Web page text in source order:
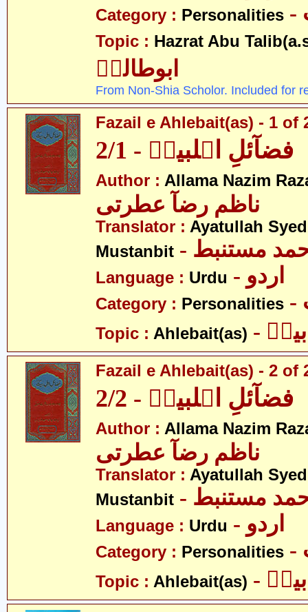
Category : Personalities
Topic : Hazrat Abu
ابوطالبؑ
From Non-Shia Scholor. Included for
Fazail e Ahlebait(as) - 1 of
فضآئلِ اہلبیتؑ - 2/1
Author : Allama Nazim
ناظم رضآ عطرتی
Translator : Ayatullah
Mustanbit
مستنبط
Language : Urdu - اردو
Category : Personalities
Topic : Ahlebait(as) بیتؑ
Fazail e Ahlebait(as) - 2 of
فضآئلِ اہلبیتؑ - 2/2
Author : Allama Nazim
ناظم رضآ عطرتی
Translator : Ayatullah
Mustanbit
مستنبط
Language : Urdu - اردو
Category : Personalities
Topic : Ahlebait(as) بیتؑ